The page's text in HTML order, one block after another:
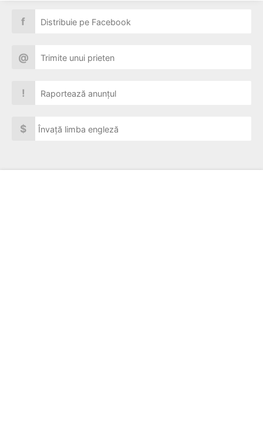
f Distribuie pe Facebook
@ Trimite unui prieten
! Raportează anunțul
$ Învață limba engleză